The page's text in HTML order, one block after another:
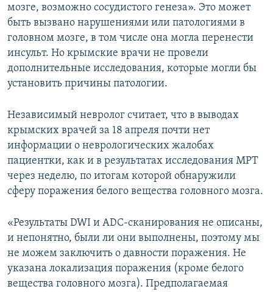
мозге, возможно сосудистого генеза». Это может
быть вызвано нарушениями или патологиями в
головном мозге, в том числе она могла перенести
инсульт. Но крымские врачи не провели
дополнительные исследования, которые могли бы
установить причины патологии.
Независимый невролог считает, что в выводах
крымских врачей за 18 апреля почти нет
информации о неврологических жалобах
пациентки, как и в результатах исследования МРТ
через неделю, по итогам которой обнаружили
сферу поражения белого вещества головного мозга.
«Результаты DWI и ADC-сканирования не описаны,
и непонятно, были ли они выполнены, поэтому мы
не можем заключить о давности поражения. Не
указана локализация поражения (кроме белого
вещества головного мозга). Предполагаемая